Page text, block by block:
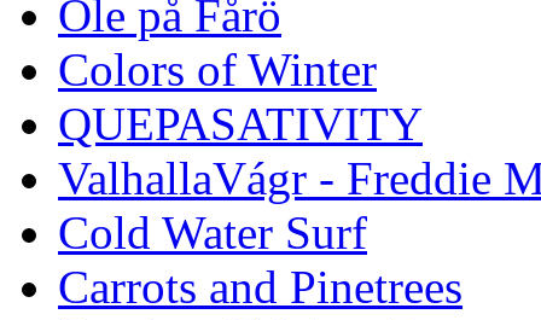
Ole på Fårö
Colors of Winter
QUEPASATIVITY
ValhallaVágr - Freddie
Cold Water Surf
Carrots and Pinetrees